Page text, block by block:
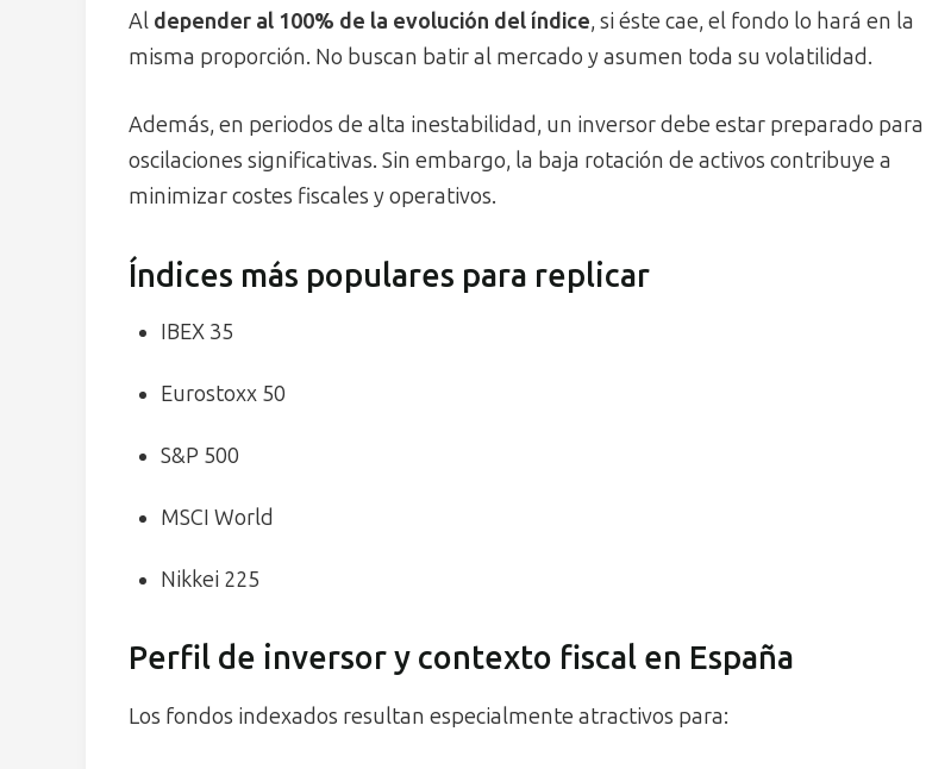
Al depender al 100% de la evolución del índice, si éste cae, el fondo lo hará en la
misma proporción. No buscan batir al mercado y asumen toda su volatilidad.
Además, en periodos de alta inestabilidad, un inversor debe estar preparado para
oscilaciones significativas. Sin embargo, la baja rotación de activos contribuye a
minimizar costes fiscales y operativos.
Índices más populares para replicar
IBEX 35
Eurostoxx 50
S&P 500
MSCI World
Nikkei 225
Perfil de inversor y contexto fiscal en España
Los fondos indexados resultan especialmente atractivos para: